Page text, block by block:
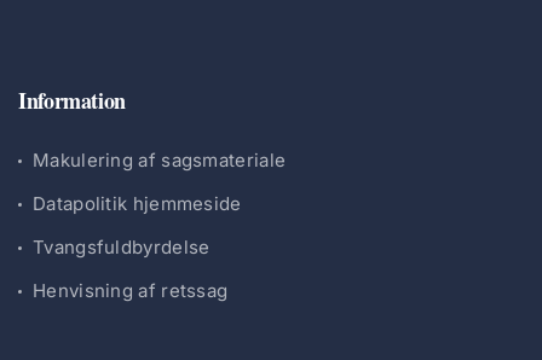
Information
Makulering af sagsmateriale
Datapolitik hjemmeside
Tvangsfuldbyrdelse
Henvisning af retssag